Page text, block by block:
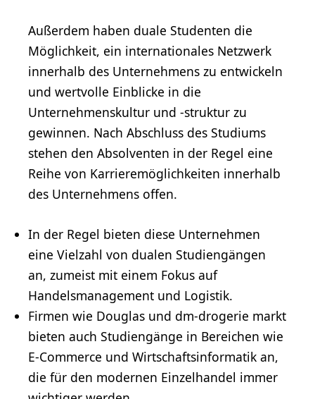
Außerdem haben duale Studenten die
Möglichkeit, ein internationales Netzwerk
innerhalb des Unternehmens zu entwickeln
und wertvolle Einblicke in die
Unternehmenskultur und -struktur zu
gewinnen. Nach Abschluss des Studiums
stehen den Absolventen in der Regel eine
Reihe von Karrieremöglichkeiten innerhalb
des Unternehmens offen.
In der Regel bieten diese Unternehmen
eine Vielzahl von dualen Studiengängen
an, zumeist mit einem Fokus auf
Handelsmanagement und Logistik.
Firmen wie Douglas und dm-drogerie markt
bieten auch Studiengänge in Bereichen wie
E-Commerce und Wirtschaftsinformatik an,
die für den modernen Einzelhandel immer